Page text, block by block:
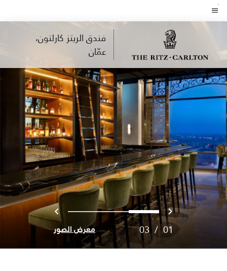
Skip
toنص القائمة
فندق الريتز كارلتون،
عمّان
السابق
0
1
2 التالي
01
/
03 معرض الصور